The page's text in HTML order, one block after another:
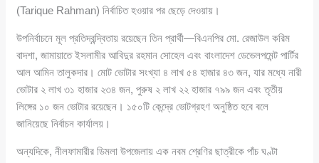
(Tarique Rahman) নির্বাচিত হওয়ার পর ছেড়ে দেওয়ায়।
উপনির্বাচনে মূল প্রতিদ্বন্দ্বিতায় রয়েছেন তিন প্রার্থী—বিএনপির মো. রেজাউল করিম
বাদশা, জামায়াতে ইসলামীর আবিদুর রহমান সোহেল এবং বাংলাদেশ ডেভেলপমেন্ট পার্টির
আল আমিন তালুকদার। মোট ভোটার সংখ্যা ৪ লাখ ৫৪ হাজার ৪৩ জন, যার মধ্যে নারী
ভোটার ২ লাখ ৩১ হাজার ২৩৪ জন, পুরুষ ২ লাখ ২২ হাজার ৭৯৯ জন এবং তৃতীয়
লিঙ্গের ১০ জন ভোটার রয়েছেন। ১৫০টি কেন্দ্রে ভোটগ্রহণ অনুষ্ঠিত হবে বলে
জানিয়েছে নির্বাচন কার্যালয়।
অন্যদিকে, নীলফামারীর ডিমলা উপজেলায় এক নবম শ্রেণির ছাত্রীকে পাঁচ ঘণ্টা